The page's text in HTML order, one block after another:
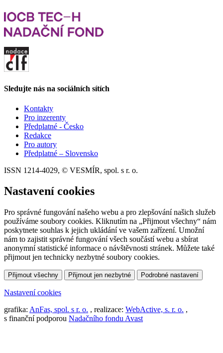
Sledujte nás na sociálních sítích
Kontakty
Pro inzerenty
Předplatné - Česko
Redakce
Pro autory
Předplatné – Slovensko
ISSN 1214-4029, © VESMÍR, spol. s r. o.
Nastavení cookies
Pro správné fungování našeho webu a pro zlepšování našich služeb
používáme soubory cookies. Kliknutím na „Přijmout všechny“ nám
poskytnete souhlas k jejich ukládání ve vašem zařízení. Umožní
nám to zajistit správné fungování všech součástí webu a sbírat
anonymní statistické informace o návštěvnosti stránek. Můžete také
přijmout jen technicky nezbytné soubory cookies.
Přijmout všechny Přijmout jen nezbytné Podrobné nastavení
Nastavení cookies
grafika: AnFas, spol. s r. o. , realizace: WebActive, s. r. o. ,
s finanční podporou Nadačního fondu Avast